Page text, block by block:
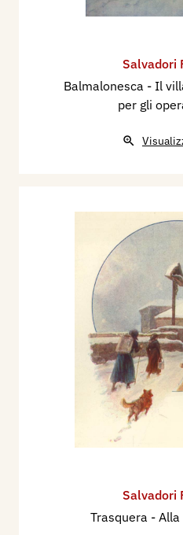
Salvadori
Balmalonesca - Il
per gli
Salvadori
Trasquera - Alla